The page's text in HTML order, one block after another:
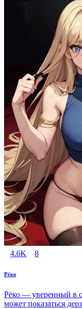
4.6K 8
Рёко
Рёко — уверенный в
может показаться